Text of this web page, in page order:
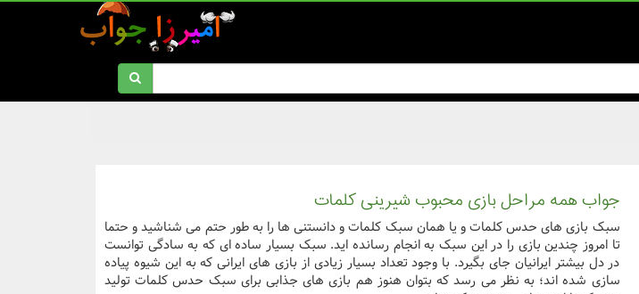
جواب همه مراحل بازی محبوب شیرینی کلمات
سبک بازی های حدس کلمات و یا همان سبک کلمات و دانستنی ها را به طور حتم می شناشید و حتما
تا امروز چندین بازی را در این سبک به انجام رسانده اید. سبک بسیار ساده ای که به سادگی توانست
در دل بیشتر ایرانیان جای بگیرد. با وجود تعداد بسیار زیادی از بازی های ایرانی که به این شیوه پیاده
سازی شده اند؛ به نظر می رسد که بتوان هنوز هم بازی های جذابی برای سبک حدس کلمات تولید